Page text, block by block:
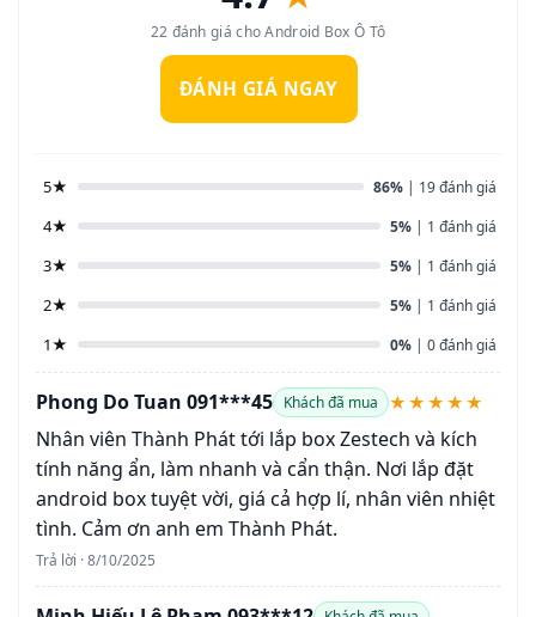
22 đánh giá cho Android Box Ô Tô
ĐÁNH GIÁ NGAY
5★ 86% | 19 đánh giá
4★ 5% | 1 đánh giá
3★ 5% | 1 đánh giá
2★ 5% | 1 đánh giá
1★ 0% | 0 đánh giá
Phong Do Tuan 091***45 Khách đã mua ★★★★★
Nhân viên Thành Phát tới lắp box Zestech và kích
tính năng ẩn, làm nhanh và cẩn thận. Nơi lắp đặt
android box tuyệt vời, giá cả hợp lí, nhân viên nhiệt
tình. Cảm ơn anh em Thành Phát.
Trả lời · 8/10/2025